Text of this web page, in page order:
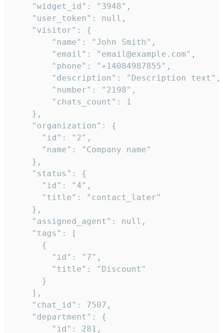
    "widget_id": "3948",
    "user_token": null,
    "visitor": {
        "name": "John Smith",
        "email": "email@example.com",
        "phone": "+14084987855",
        "description": "Description text",
        "number": "2198",
        "chats_count": 1
    },
    "organization": {
      "id": "2",
      "name": "Company name"
    },
    "status": {
      "id": "4",
      "title": "contact_later"
    },
    "assigned_agent": null,
    "tags": [
      {
        "id": "7",
        "title": "Discount"
      }
    ],
    "chat_id": 7507,
    "department": {
        "id": 281,